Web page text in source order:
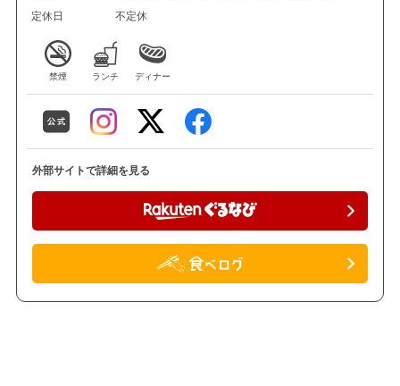
定休日
不定休
禁煙 ランチ ディナー
外部サイトで詳細を見る